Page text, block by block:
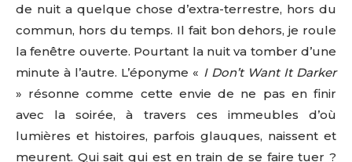
de nuit a quelque chose d’extra-terrestre, hors du
commun, hors du temps. Il fait bon dehors, je roule
la fenêtre ouverte. Pourtant la nuit va tomber d’une
minute à l’autre. L’éponyme « I Don’t Want It Darker
» résonne comme cette envie de ne pas en finir
avec la soirée, à travers ces immeubles d’où
lumières et histoires, parfois glauques, naissent et
meurent. Qui sait qui est en train de se faire tuer ?